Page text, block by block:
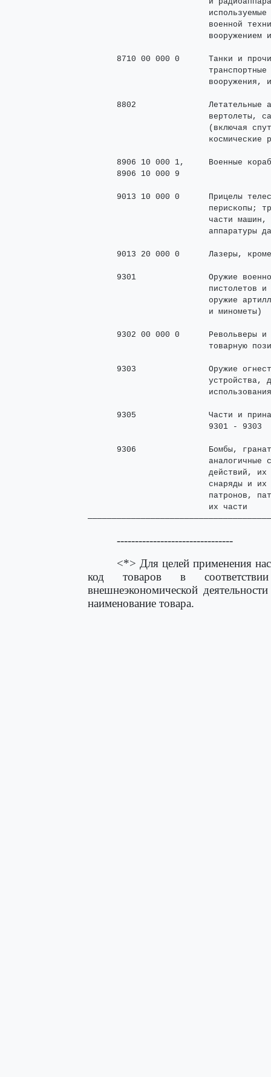
военной
вооружением
8710 00 000 0      Танки и
вооружения,
8802               Летательные
вертолеты,
(включая
космические
8906 10 000 1,     Военные
      8906 10 000 9
9013 10 000 0      Прицелы
перископы;
части
аппаратуры
9013 20 000 0      Лазеры,
9301               Оружие
пистолетов
оружие
                         и минометы)
9302 00 000 0      Револьверы
товарную
9303               Оружие
устройства,
9305               Части и
                         9301 - 9303
9306               Бомбы,
аналогичные
действий,
снаряды и
патронов,
                         их части
--------------------------------
<*> Для целей применения
код товаров в
внешнеэкономической
наименование товара.